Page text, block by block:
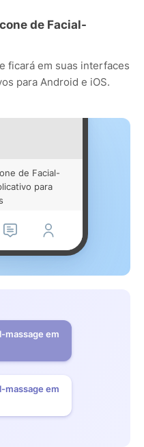
de Facial-
ficará em suas interfaces
para Android e iOS.
de Facial-
para
massage em
massage em